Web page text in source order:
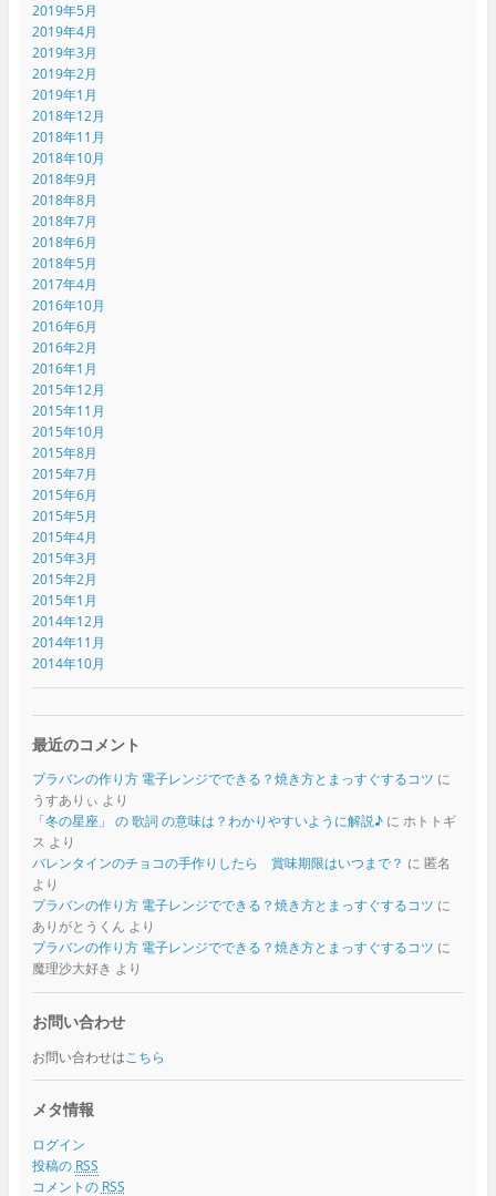
2019年5月
2019年4月
2019年3月
2019年2月
2019年1月
2018年12月
2018年11月
2018年10月
2018年9月
2018年8月
2018年7月
2018年6月
2018年5月
2017年4月
2016年10月
2016年6月
2016年2月
2016年1月
2015年12月
2015年11月
2015年10月
2015年8月
2015年7月
2015年6月
2015年5月
2015年4月
2015年3月
2015年2月
2015年1月
2014年12月
2014年11月
2014年10月
最近のコメント
プラバンの作り方 電子レンジでできる？焼き方とまっすぐするコツ に
うすありぃ より
「冬の星座」 の 歌詞 の意味は？わかりやすいように解説♪に ホトトギ
ス より
バレンタインのチョコの手作りしたら 賞味期限はいつまで？ に 匿名
より
プラバンの作り方 電子レンジでできる？焼き方とまっすぐするコツ に
ありがとうくん より
プラバンの作り方 電子レンジでできる？焼き方とまっすぐするコツ に
魔理沙大好き より
お問い合わせ
お問い合わせはこちら
メタ情報
ログイン
投稿の RSS
コメントの RSS